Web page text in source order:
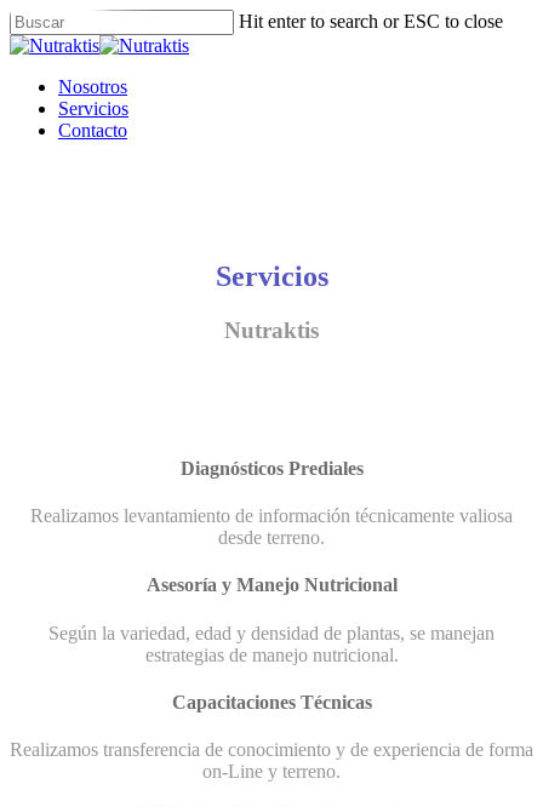
Skip
to
content
Hit enter to search or ESC to close
Close
Menu
Nosotros
Servicios
Contacto
Servicios
Nutraktis
Diagnósticos Prediales
Realizamos levantamiento de información técnicamente valiosa
desde terreno.
Asesoría y Manejo Nutricional
Según la variedad, edad y densidad de plantas, se manejan
estrategias de manejo nutricional.
Capacitaciones Técnicas
Realizamos transferencia de conocimiento y de experiencia de forma
on-Line y terreno.